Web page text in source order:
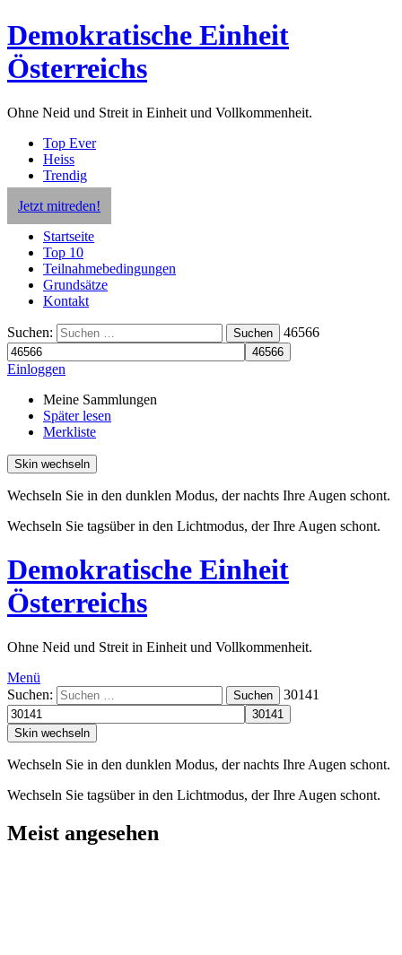
Demokratische Einheit
Österreichs
Ohne Neid und Streit in Einheit und Vollkommenheit.
Top Ever
Heiss
Trendig
Jetzt mitreden!
Startseite
Top 10
Teilnahmebedingungen
Grundsätze
Kontakt
Suchen: Suchen 46566
Einloggen
Meine Sammlungen
Später lesen
Merkliste
Skin wechseln
Wechseln Sie in den dunklen Modus, der nachts Ihre Augen schont.
Wechseln Sie tagsüber in den Lichtmodus, der Ihre Augen schont.
Demokratische Einheit
Österreichs
Ohne Neid und Streit in Einheit und Vollkommenheit.
Menü
Suchen:
Suchen 30141
Skin wechseln
Wechseln Sie in den dunklen Modus, der nachts Ihre Augen schont.
Wechseln Sie tagsüber in den Lichtmodus, der Ihre Augen schont.
Meist angesehen